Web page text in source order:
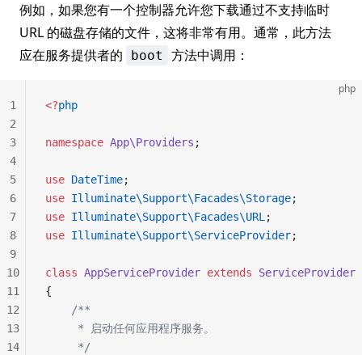
例如，如果您有一个控制器允许您下载通过不支持临时
URL 的磁盘存储的文件，这将非常有用。通常，此方法
应在服务提供者的
boot 方法中调用：
php
<?php
namespace App\Providers ;
use DateTime;
use Illuminate\Support\Facades\Storage;
use Illuminate\Support\Facades\URL ;
use Illuminate\Support\ServiceProvider;
class AppServiceProvider extends ServiceProvider
{
    /**
     * 启动任何应用程序服务。
     */
1
2
3
4
5
6
7
8
9
10
11
12
13
14